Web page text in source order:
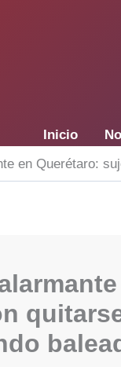
Inicio
en Querétaro: